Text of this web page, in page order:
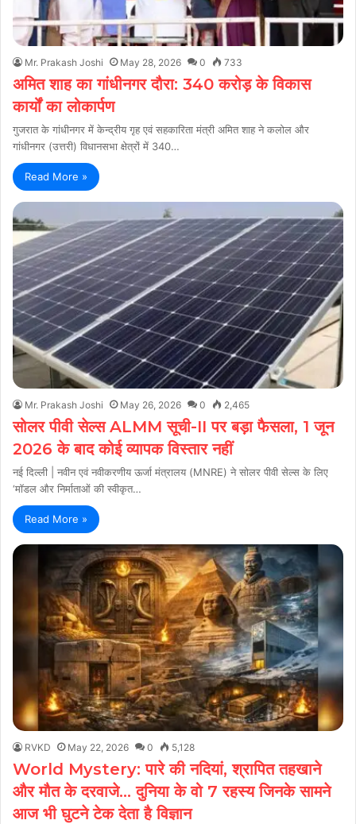
Mr. Prakash Joshi May 28, 2026 0 733
अमित शाह का गांधीनगर दौरा: 340 करोड़ के विकास
कार्यों का लोकार्पण
गुजरात के गांधीनगर में केन्द्रीय गृह एवं सहकारिता मंत्री अमित शाह ने कलोल और
गांधीनगर (उत्तरी) विधानसभा क्षेत्रों में 340…
Read More »
Mr. Prakash Joshi May 26, 2026 0 2,465
सोलर पीवी सेल्स ALMM सूची-II पर बड़ा फैसला, 1 जून
2026 के बाद कोई व्यापक विस्तार नहीं
नई दिल्ली | नवीन एवं नवीकरणीय ऊर्जा मंत्रालय (MNRE) ने सोलर पीवी सेल्स के लिए
‘मॉडल और निर्माताओं की स्वीकृत…
Read More »
RVKD May 22, 2026 0 5,128
World Mystery: पारे की नदियां, श्रापित तहखाने
और मौत के दरवाजे… दुनिया के वो 7 रहस्य जिनके सामने
आज भी घुटने टेक देता है विज्ञान